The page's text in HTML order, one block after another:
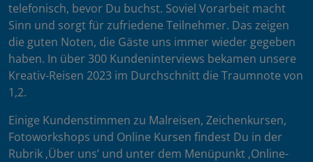
telefonisch, bevor Du buchst. Soviel Vorarbeit macht
Sinn und sorgt für zufriedene Teilnehmer. Das zeigen
die guten Noten, die Gäste uns immer wieder gegeben
haben. In über 300 Kundeninterviews bekamen unsere
Kreativ-Reisen 2023 im Durchschnitt die Traumnote von
1,2.
Einige Kundenstimmen zu Malreisen, Zeichenkursen,
Fotoworkshops und Online Kursen findest Du in der
Rubrik ‚Über uns’ und unter dem Menüpunkt ‚Online-